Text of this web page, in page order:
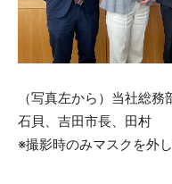
（写真左から）当社総
石貝、吉田市長、田村
※撮影時のみマスクを外し